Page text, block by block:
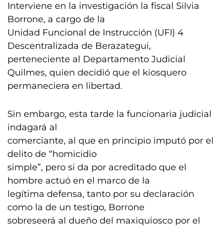
Interviene en la investigación la fiscal Silvia
Borrone, a cargo de la
Unidad Funcional de Instrucción (UFI) 4
Descentralizada de Berazategui,
perteneciente al Departamento Judicial
Quilmes, quien decidió que el kiosquero
permaneciera en libertad.
Sin embargo, esta tarde la funcionaria judicial
indagará al
comerciante, al que en principio imputó por el
delito de “homicidio
simple”, pero si da por acreditado que el
hombre actuó en el marco de la
legítima defensa, tanto por su declaración
como la de un testigo, Borrone
sobreseerá al dueño del maxiquiosco por el